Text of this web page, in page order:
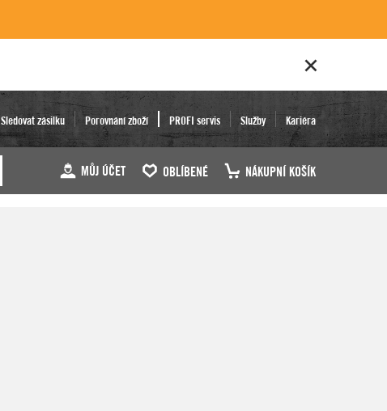
Sledovat zásilku Porovnání zboží PROFI servis Služby Kariéra
MŮJ ÚČET OBLÍBENÉ NÁKUPNÍ KOŠÍK